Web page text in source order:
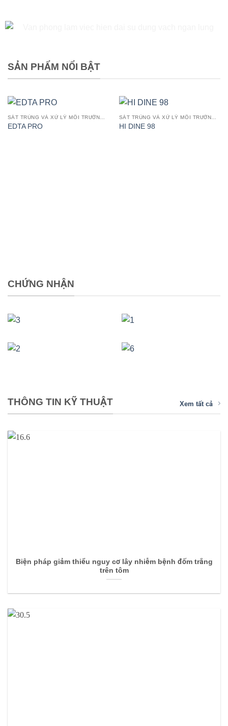
SẢN PHẨM NỔI BẬT
EDTA PRO HI DINE 98
CHỨNG NHẬN
THÔNG TIN KỸ THUẬT Xem tất cả
Biện pháp giảm thiểu nguy cơ lây nhiễm bệnh đốm trắng
trên tôm